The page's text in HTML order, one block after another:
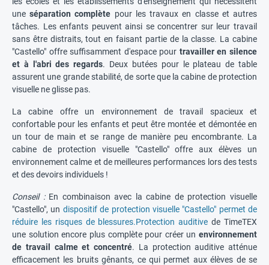
uneséparation complète pour les travaux en classe et autres
tâches. Les enfants peuvent ainsi se concentrer sur leur travail
sans être distraits, tout en faisant partie de la classe. La cabine
"Castello" offre suffisamment d'espace pour travailler en silence
et à l'abri des regards. Deux butées pour le plateau de table
assurent une grande stabilité, de sorte que la cabine de protection
visuelle ne glisse pas.
La cabine offre un environnement de travail spacieux et
confortable pour les enfants et peut être montée et démontée en
un tour de main et se range de manière peu encombrante. La
cabine de protection visuelle "Castello" offre aux élèves un
environnement calme et de meilleures performances lors des tests
et des devoirs individuels !
Conseil :En combinaison avec la cabine de protection visuelle
"Castello", un dispositif de protection visuelle "Castello" permet de
réduire les risques de blessures.Protection auditive de TimeTEX
une solution encore plus complète pour créer un environnement
de travail calme et concentré. La protection auditive atténue
efficacement les bruits gênants, ce qui permet aux élèves de se